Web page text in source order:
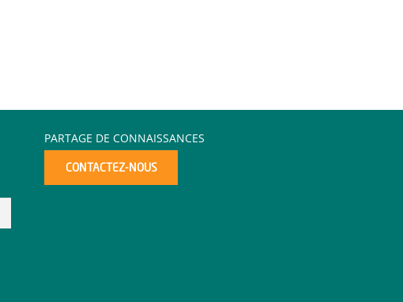
PARTAGE DE CONNAISSANCES
CONTACTEZ-NOUS